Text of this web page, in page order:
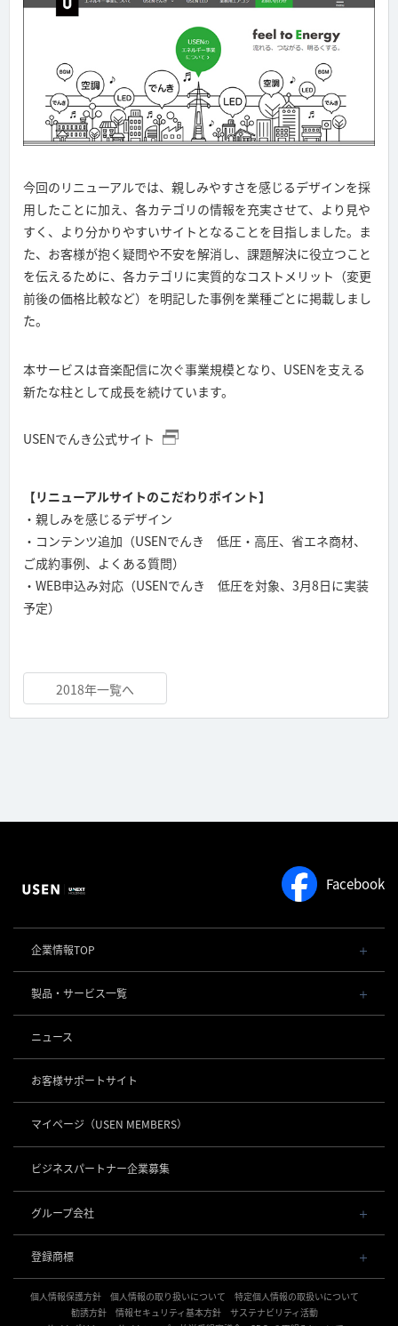
今回のリニューアルでは、親しみやすさを感じるデザインを採
用したことに加え、各カテゴリの情報を充実させて、より見や
すく、より分かりやすいサイトとなることを目指しました。ま
た、お客様が抱く疑問や不安を解消し、課題解決に役立つこと
を伝えるために、各カテゴリに実質的なコストメリット（変更
前後の価格比較など）を明記した事例を業種ごとに掲載しまし
た。
本サービスは音楽配信に次ぐ事業規模となり、USENを支える
新たな柱として成長を続けています。
USENでんき公式サイト
【リニューアルサイトのこだわりポイント】
・親しみを感じるデザイン
・コンテンツ追加（USENでんき 低圧・高圧、省エネ商材、
ご成約事例、よくある質問）
・WEB申込み対応（USENでんき 低圧を対象、3月8日に実装
予定）
2018年一覧へ
Facebook
企業情報TOP
会社概要・役員一覧
事業内容
社長メッセージ
事業所一覧
店舗DX
グループ会社
製品・サービス一覧
POSレジ 他
USENレジ
USENセルフレジ
USENレジTAB HEALTHCARE
USEN ハンディ
USEN Mobile Order
USEN Tablet Order
USEN Order & Pay
USEN My Menu Premium
キャッシュレス決済
USEN PAY
USEN PAY QR
KettyBot Pro（配膳）
PuduBot2（配膳）
BellaBot Pro（配膳）
PUDU T300（運搬）
PUDU CC1（清掃）
KLEENBOT C30（清掃）
集客・予約
USEN SMART RESERVE
ヒトサラ
サロン向け予約システム
「USEN RESERVE BEAUTY」
⁩音楽配信
USEN MUSIC Entertainment
OTORAKU -音・楽-
CM録音機能つきBGM
通信
USEN AIR UNLIMITED
USEN AIR
USEN光
USEN PHONE
防犯カメラ
お役立ち情報
ニュース
お客様サポートサイト
マイページ （USEN MEMBERS）
ビジネスパートナー企業募集
グループ会社
USEN & U-NEXT GROUP
株式会社 U-NEXT HOLDINGS
登録商標
登録第７０２６８８０号
登録第６６５８３１３号
個人情報保護方針 個人情報の取り扱いについて
特定個人情報の取扱いについて
勧誘方針
情報セキュリティ基本方針
サステナビリティ活動